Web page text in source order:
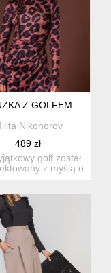
RAMIONAMI
Z GOLFEM
Nikonorov
489 zł
golf został
z myślą o